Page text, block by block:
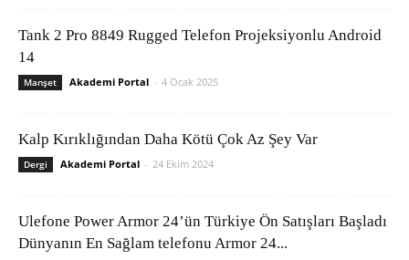
Tank 2 Pro 8849 Rugged Telefon Projeksiyonlu Android
14
Manşet Akademi Portal - 4 Ocak 2025
Kalp Kırıklığından Daha Kötü Çok Az Şey Var
Dergi Akademi Portal - 24 Ekim 2024
Ulefone Power Armor 24’ün Türkiye Ön Satışları Başladı
Dünyanın En Sağlam telefonu Armor 24...